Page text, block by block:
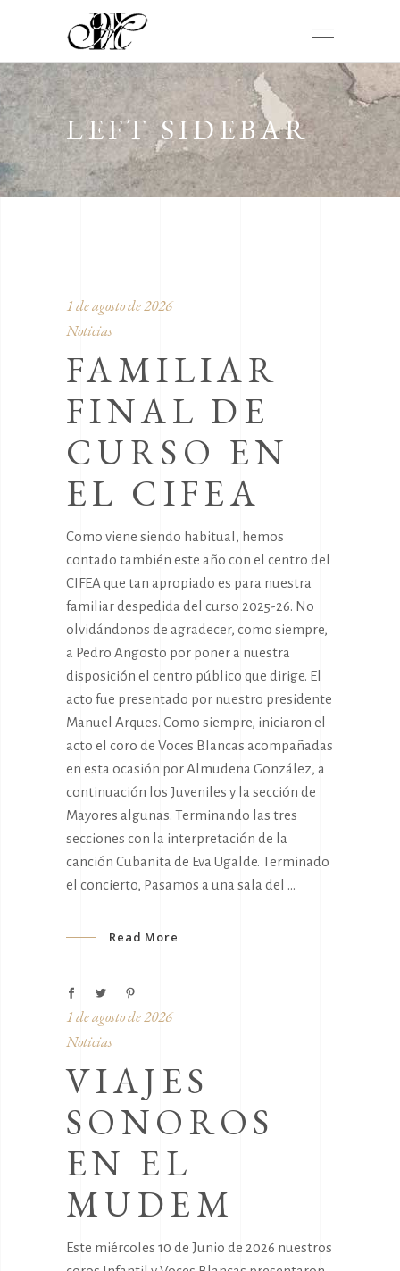
LEFT SIDEBAR
1 de agosto de 2026
Noticias
FAMILIAR
FINAL DE
CURSO EN
EL CIFEA
Como viene siendo habitual, hemos
contado también este año con el centro del
CIFEA que tan apropiado es para nuestra
familiar despedida del curso 2025-26. No
olvidándonos de agradecer, como siempre,
a Pedro Angosto por poner a nuestra
disposición el centro público que dirige. El
acto fue presentado por nuestro presidente
Manuel Arques. Como siempre, iniciaron el
acto el coro de Voces Blancas acompañadas
en esta ocasión por Almudena González, a
continuación los Juveniles y la sección de
Mayores algunas. Terminando las tres
secciones con la interpretación de la
canción Cubanita de Eva Ugalde. Terminado
el concierto, Pasamos a una sala del
Read More
1 de agosto de 2026
Noticias
VIAJES
SONOROS
EN EL
MUDEM
Este miércoles 10 de Junio de 2026 nuestros